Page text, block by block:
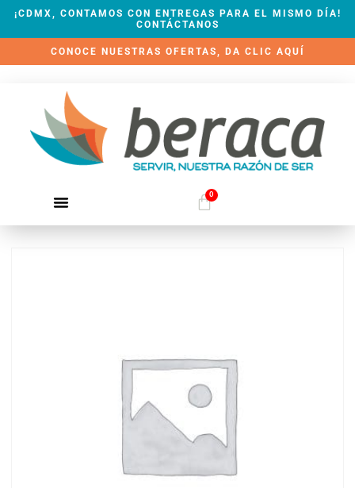
¡CDMX, CONTAMOS CON ENTREGAS PARA EL MISMO DÍA!
CONTÁCTANOS
CONOCE NUESTRAS OFERTAS, DA CLIC AQUÍ
0